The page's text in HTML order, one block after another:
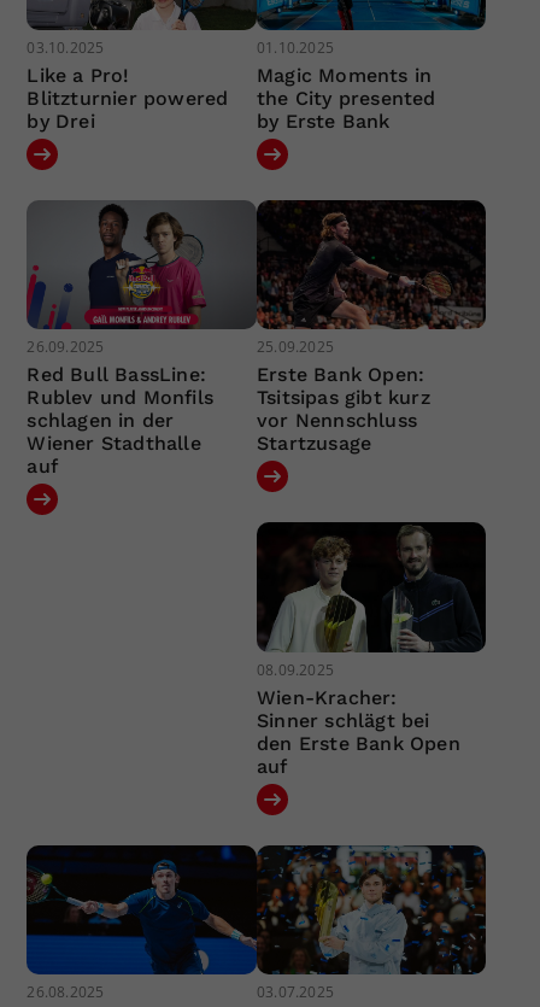
03.10.2025
Like a Pro!
Blitzturnier powered
by Drei
01.10.2025
Magic Moments in
the City presented
by Erste Bank
26.09.2025
Red Bull BassLine:
Rublev und Monfils
schlagen in der
Wiener Stadthalle
auf
25.09.2025
Erste Bank Open:
Tsitsipas gibt kurz
vor Nennschluss
Startzusage
08.09.2025
Wien-Kracher:
Sinner schlägt bei
den Erste Bank Open
auf
26.08.2025 03.07.2025